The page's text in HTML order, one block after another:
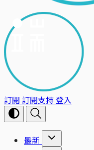
訂閱 訂閱支持登入
最新